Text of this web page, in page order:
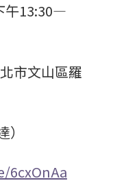
午13:30—
市文山區羅
6cxOnAa